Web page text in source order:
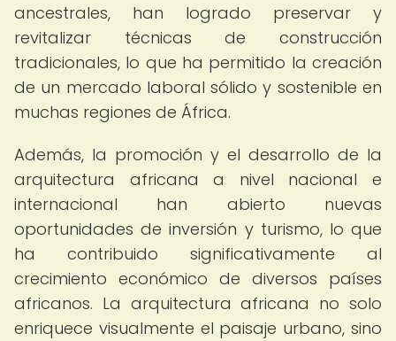
ancestrales, han logrado preservar y
revitalizar técnicas de construcción
tradicionales, lo que ha permitido la creación
de un mercado laboral sólido y sostenible en
muchas regiones de África.
Además, la promoción y el desarrollo de la
arquitectura africana a nivel nacional e
internacional han abierto nuevas
oportunidades de inversión y turismo, lo que
ha contribuido significativamente al
crecimiento económico de diversos países
africanos. La arquitectura africana no solo
enriquece visualmente el paisaje urbano, sino